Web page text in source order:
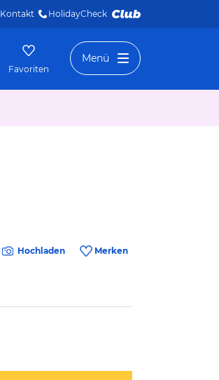
Kontakt HolidayCheck
Favoriten
Menü
Hochladen Merken